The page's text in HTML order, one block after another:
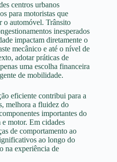
centros urbanos
para motoristas que
o automóvel. Trânsito
inesperados
impactam diretamente o
mecânico e até o nível de
adotar práticas de
uma escolha financeira
de mobilidade.
eficiente contribui para a
melhora a fluidez do
importantes do
motor. Em cidades
de comportamento ao
ao longo do
na experiência de